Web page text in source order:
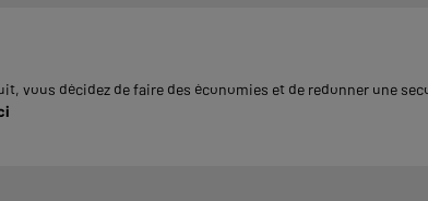
vous décidez de faire des économies et de redonner une